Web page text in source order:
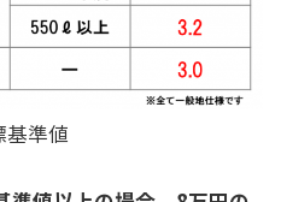
基準値